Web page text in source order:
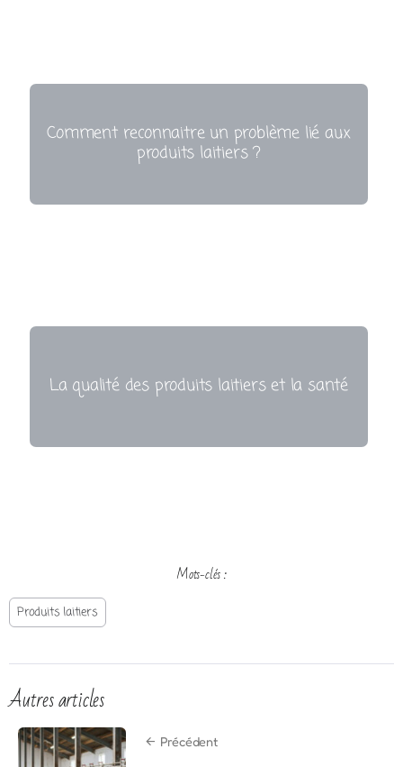
Comment reconnaitre un problème lié aux
produits laitiers ?
La qualité des produits laitiers et la santé
Mots-clés :
Produits laitiers
Autres articles
Précédent